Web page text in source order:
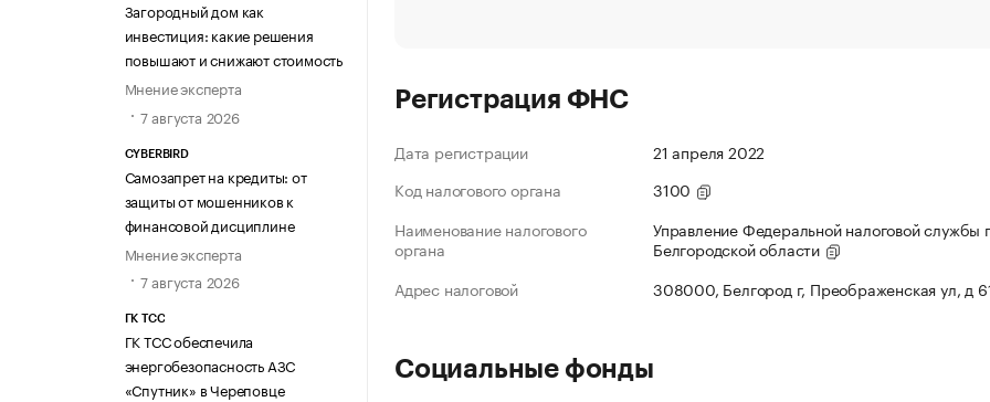
Загородный дом как
инвестиция: какие решения
повышают и снижают стоимость
Мнение эксперта
7 августа 2026
CYBERBIRD
Самозапрет на кредиты: от
защиты от мошенников к
финансовой дисциплине
Мнение эксперта
7 августа 2026
ГК ТСС
ГК ТСС обеспечила
энергобезопасность АЗС
«Спутник» в Череповце
Регистрация ФНС
Дата регистрации
21 апреля 2022
Код налогового органа
3100
Наименование налогового
органа
Управление Федеральной налоговой службы
Белгородской области
Адрес налоговой
308000, Белгород г, Преображенская ул, д
Социальные фонды